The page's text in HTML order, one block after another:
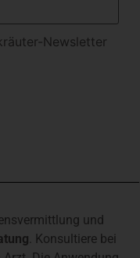
Newsletter
und
. Konsultiere bei